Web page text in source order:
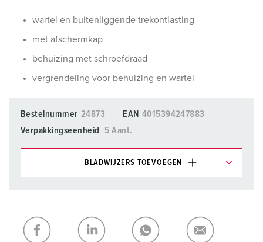
wartel en buitenliggende trekontlasting
met afschermkap
behuizing met schroefdraad
vergrendeling voor behuizing en wartel
Bestelnummer 24873 EAN 4015394247883
Verpakkingseenheid
5 Aant.
BLADWIJZERS TOEVOEGEN
Mijn lijst TOEVOEGEN